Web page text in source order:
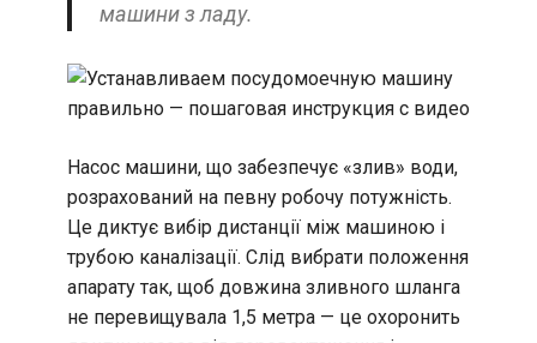
машини з ладу.
Насос машини, що забезпечує «злив» води,
розрахований на певну робочу потужність.
Це диктує вибір дистанції між машиною і
трубою каналізації. Слід вибрати положення
апарату так, щоб довжина зливного шланга
не перевищувала 1,5 метра — це охоронить